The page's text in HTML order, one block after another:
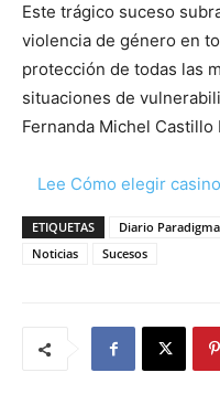
Este trágico suceso
violencia de género en
protección de todas las
situaciones de
Fernanda Michel Castillo
Lee Cómo elegir
ETIQUETAS Diario Paradigma
Noticias
Sucesos